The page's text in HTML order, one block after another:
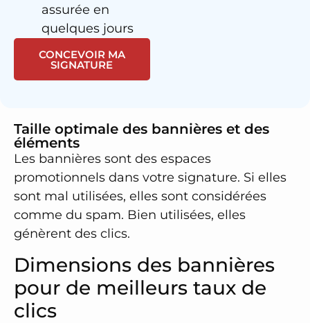
assurée en
quelques jours
CONCEVOIR MA
SIGNATURE
Taille optimale des bannières et des
éléments
Les bannières sont des espaces
promotionnels dans votre signature. Si elles
sont mal utilisées, elles sont considérées
comme du spam. Bien utilisées, elles
génèrent des clics.
Dimensions des bannières
pour de meilleurs taux de
clics